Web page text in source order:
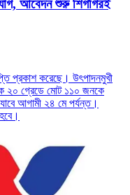
আবেদন শুরু শিগগিরই
প্রকাশ করেছে। উৎপাদনমুখী
২০ গ্রেডে মোট ১১০ জনকে
আগামী ২৪ মে পর্যন্ত।